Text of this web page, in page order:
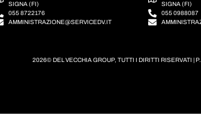
SIGNA (FI)
055 8722176
AMMINISTRAZIONE@SERVICEDV.IT
SIGNA (FI)
055 0988087
2026© DEL VECCHIA GROUP, TUTTI I DIRITTI RISERVATI |